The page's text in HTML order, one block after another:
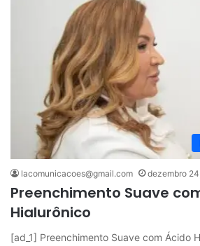
lacomunicacoes@gmail.com dezembro
Preenchimento Suave
Hialurônico
[ad_1] Preenchimento Suave com Ácido